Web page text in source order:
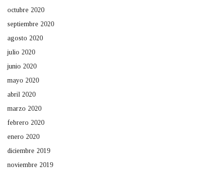
octubre 2020
septiembre 2020
agosto 2020
julio 2020
junio 2020
mayo 2020
abril 2020
marzo 2020
febrero 2020
enero 2020
diciembre 2019
noviembre 2019